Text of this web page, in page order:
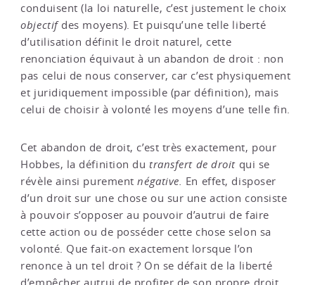
conduisent (la loi naturelle, c’est justement le choix
objectif des moyens). Et puisqu’une telle liberté
d’utilisation définit le droit naturel, cette
renonciation équivaut à un abandon de droit : non
pas celui de nous conserver, car c’est physiquement
et juridiquement impossible (par définition), mais
celui de choisir à volonté les moyens d’une telle fin.
Cet abandon de droit, c’est très exactement, pour
Hobbes, la définition dutransfert de droit qui se
révèle ainsi purementnégative. En effet, disposer
d’un droit sur une chose ou sur une action consiste
à pouvoir s’opposer au pouvoir d’autrui de faire
cette action ou de posséder cette chose selon sa
volonté. Que fait-on exactement lorsque l’on
renonce à un tel droit ? On se défait de la liberté
d’empêcher autrui de profiter de son propre droit